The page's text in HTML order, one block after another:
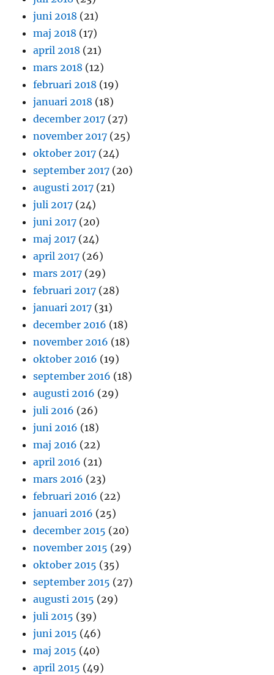
juni 2018 (21)
maj 2018 (17)
april 2018 (21)
mars 2018 (12)
februari 2018 (19)
januari 2018 (18)
december 2017 (27)
november 2017 (25)
oktober 2017 (24)
september 2017 (20)
augusti 2017 (21)
juli 2017 (24)
juni 2017 (20)
maj 2017 (24)
april 2017 (26)
mars 2017 (29)
februari 2017 (28)
januari 2017 (31)
december 2016 (18)
november 2016 (18)
oktober 2016 (19)
september 2016 (18)
augusti 2016 (29)
juli 2016 (26)
juni 2016 (18)
maj 2016 (22)
april 2016 (21)
mars 2016 (23)
februari 2016 (22)
januari 2016 (25)
december 2015 (20)
november 2015 (29)
oktober 2015 (35)
september 2015 (27)
augusti 2015 (29)
juli 2015 (39)
juni 2015 (46)
maj 2015 (40)
april 2015 (49)